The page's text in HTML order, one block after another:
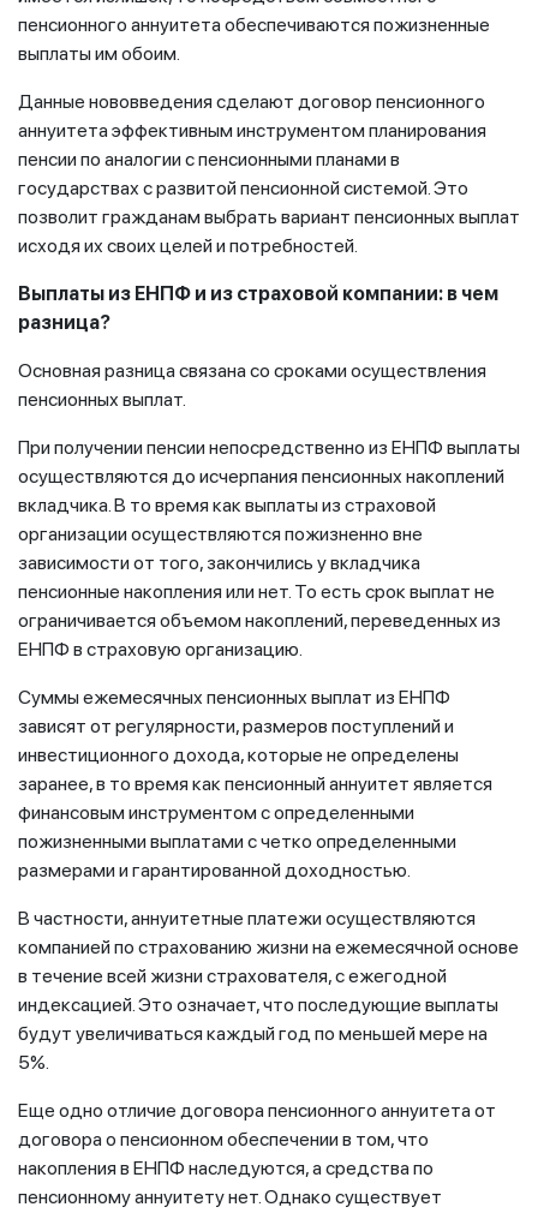
пенсионного аннуитета обеспечиваются пожизненные
выплаты им обоим.
Данные нововведения сделают договор пенсионного
аннуитета эффективным инструментом планирования
пенсии по аналогии с пенсионными планами в
государствах с развитой пенсионной системой. Это
позволит гражданам выбрать вариант пенсионных выплат
исходя их своих целей и потребностей.
Выплаты из ЕНПФ и из страховой компании: в чем
разница?
Основная разница связана со сроками осуществления
пенсионных выплат.
При получении пенсии непосредственно из ЕНПФ выплаты
осуществляются до исчерпания пенсионных накоплений
вкладчика. В то время как выплаты из страховой
организации осуществляются пожизненно вне
зависимости от того, закончились у вкладчика
пенсионные накопления или нет. То есть срок выплат не
ограничивается объемом накоплений, переведенных из
ЕНПФ в страховую организацию.
Суммы ежемесячных пенсионных выплат из ЕНПФ
зависят от регулярности, размеров поступлений и
инвестиционного дохода, которые не определены
заранее, в то время как пенсионный аннуитет является
финансовым инструментом с определенными
пожизненными выплатами с четко определенными
размерами и гарантированной доходностью.
В частности, аннуитетные платежи осуществляются
компанией по страхованию жизни на ежемесячной основе
в течение всей жизни страхователя, с ежегодной
индексацией. Это означает, что последующие выплаты
будут увеличиваться каждый год по меньшей мере на
5%.
Еще одно отличие договора пенсионного аннуитета от
договора о пенсионном обеспечении в том, что
накопления в ЕНПФ наследуются, а средства по
пенсионному аннуитету нет. Однако существует